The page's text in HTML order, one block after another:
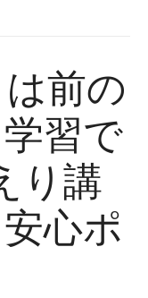
前の
習で
り講
心ポ